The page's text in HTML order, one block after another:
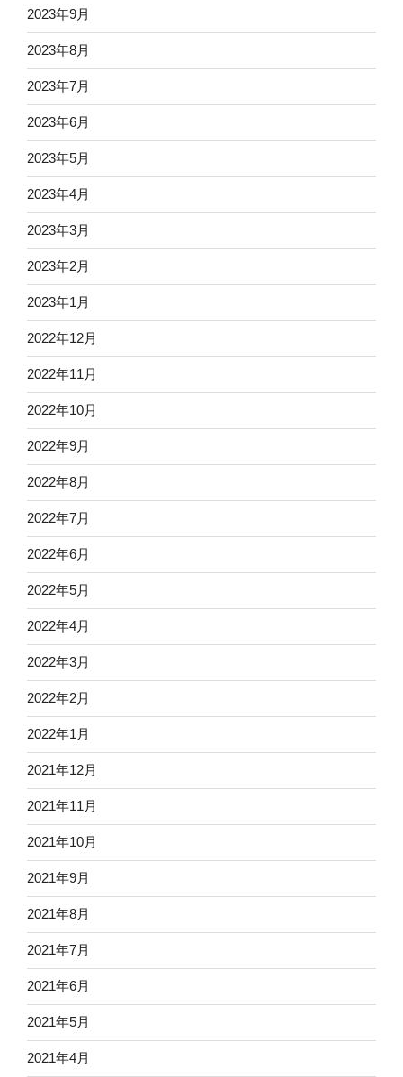
2023年9月
2023年8月
2023年7月
2023年6月
2023年5月
2023年4月
2023年3月
2023年2月
2023年1月
2022年12月
2022年11月
2022年10月
2022年9月
2022年8月
2022年7月
2022年6月
2022年5月
2022年4月
2022年3月
2022年2月
2022年1月
2021年12月
2021年11月
2021年10月
2021年9月
2021年8月
2021年7月
2021年6月
2021年5月
2021年4月